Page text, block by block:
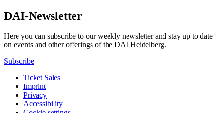
DAI-Newsletter
Here you can subscribe to our weekly newsletter and stay up to date
on events and other offerings of the DAI Heidelberg.
Subscribe
Ticket Sales
Imprint
Privacy
Accessibility